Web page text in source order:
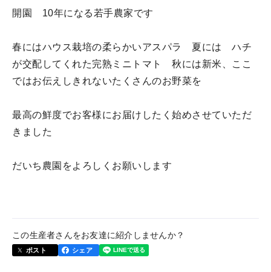
開園 10年になる若手農家です
春にはハウス栽培の柔らかいアスパラ 夏には ハチ
が交配してくれた完熟ミニトマト 秋には新米、ここ
ではお伝えしきれないたくさんのお野菜を
最高の鮮度でお客様にお届けしたく始めさせていただ
きました
だいち農園をよろしくお願いします
この生産者さんをお友達に紹介しませんか？
ポスト シェア